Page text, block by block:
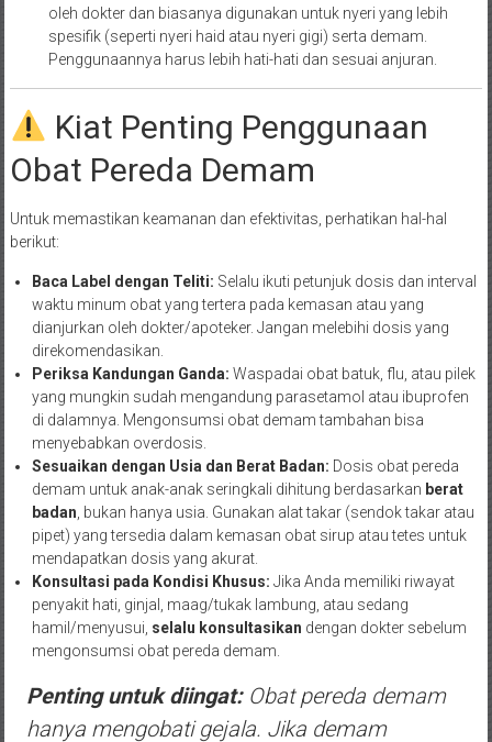
oleh dokter dan biasanya digunakan untuk nyeri yang lebih
spesifik (seperti nyeri haid atau nyeri gigi) serta demam.
Penggunaannya harus lebih hati-hati dan sesuai anjuran.
Kiat Penting Penggunaan
Obat Pereda Demam
Untuk memastikan keamanan dan efektivitas, perhatikan hal-hal
berikut:
Baca Label dengan Teliti: Selalu ikuti petunjuk dosis dan interval
waktu minum obat yang tertera pada kemasan atau yang
dianjurkan oleh dokter/apoteker. Jangan melebihi dosis yang
direkomendasikan.
Periksa Kandungan Ganda: Waspadai obat batuk, flu, atau pilek
yang mungkin sudah mengandung parasetamol atau ibuprofen
di dalamnya. Mengonsumsi obat demam tambahan bisa
menyebabkan overdosis.
Sesuaikan dengan Usia dan Berat Badan: Dosis obat pereda
demam untuk anak-anak seringkali dihitung berdasarkan berat
badan , bukan hanya usia. Gunakan alat takar (sendok takar atau
pipet) yang tersedia dalam kemasan obat sirup atau tetes untuk
mendapatkan dosis yang akurat.
Konsultasi pada Kondisi Khusus: Jika Anda memiliki riwayat
penyakit hati, ginjal, maag/tukak lambung, atau sedang
hamil/menyusui, selalu konsultasikan dengan dokter sebelum
mengonsumsi obat pereda demam.
Penting untuk diingat:Obat pereda demam
hanya mengobati gejala. Jika demam